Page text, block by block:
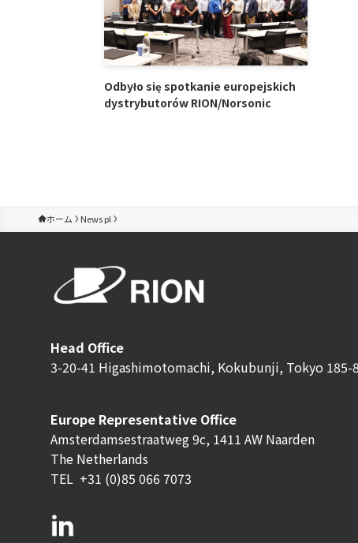
Odbyło się spotkanie europejskich
dystrybutorów RION/Norsonic
ホーム News pl
Head Office
3-20-41 Higashimotomachi, Kokubunji, Tokyo 185-
Europe Representative Office
Amsterdamsestraatweg 9c, 1411 AW Naarden
The Netherlands
TEL +31 (0)85 066 7073